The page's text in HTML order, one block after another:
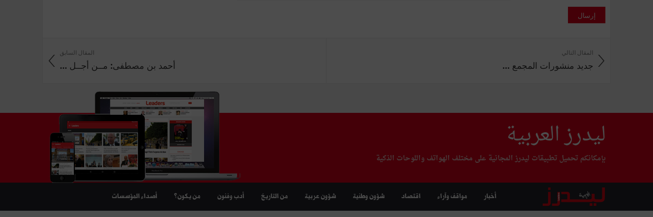
إرسال
المقال السابق
أحمد بن مصطفى: مــن أجــل ...
المقال التالي
جديد منشورات المجمع ...
ليدرز العربية
بإمكانكم تحميل تطبيقات ليدرز المجانية على مختلف الهواتف واللوحات الذكية
أخبار مواقف وآراء اقتصاد شؤون وطنية شؤون عربية من التاريخ أدب وفنون من يكون؟ أصداء المؤسسات